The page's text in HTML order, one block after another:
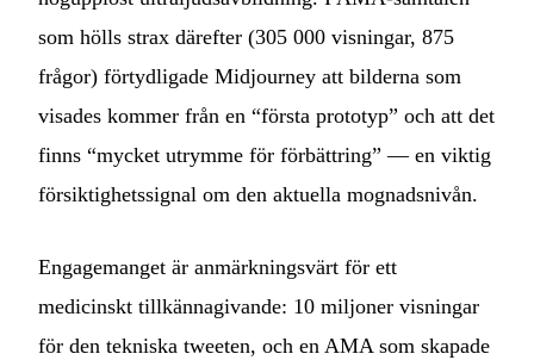
som hölls strax därefter (305 000 visningar, 875
frågor) förtydligade Midjourney att bilderna som
visades kommer från en “första prototyp” och att det
finns “mycket utrymme för förbättring” — en viktig
försiktighetssignal om den aktuella mognadsnivån.
Engagemanget är anmärkningsvärt för ett
medicinskt tillkännagivande: 10 miljoner visningar
för den tekniska tweeten, och en AMA som skapade